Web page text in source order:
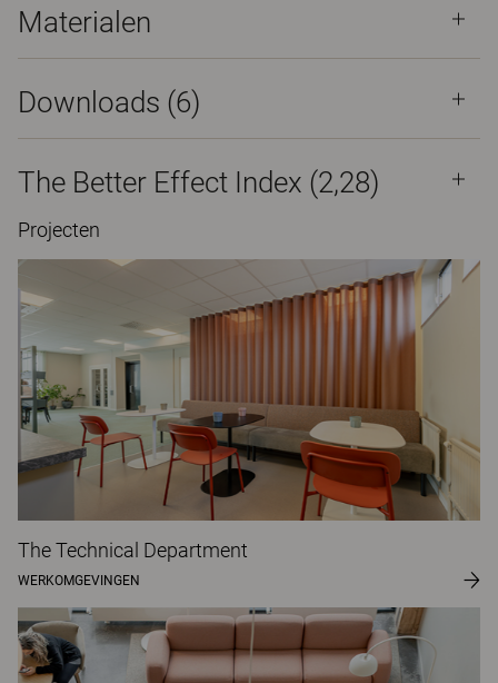
Materialen
Downloads (6)
The Better Effect Index (2,28)
Projecten
The Technical Department
WERKOMGEVINGEN